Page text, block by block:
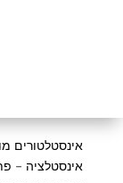
אינסטלטורים
אינסטלציה –